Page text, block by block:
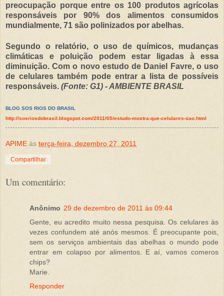
preocupação porque entre os 100 produtos agrícolas
responsáveis por 90% dos alimentos consumidos
mundialmente, 71 são polinizados por abelhas.
Segundo o relatório, o uso de químicos, mudanças
climáticas e poluição podem estar ligadas à essa
diminuição. Com o novo estudo de Daniel Favre, o uso
de celulares também pode entrar a lista de possíveis
responsáveis. (Fonte: G1) - AMBIENTE BRASIL
BLOG SOS RIOS DO BRASIL
http://sosriosdobrasil.blogspot.com/2011/05/estudo-mostra-que-celulares-sao.html
APIME às terça-feira, dezembro 27, 2011
Compartilhar
Um comentário:
Anônimo 29 de dezembro de 2011 às 09:44
Gente, eu acredito muito nessa pesquisa. Os celulares às
vezes confundem até anós mesmos. É preocupante pois,
sem os serviços ambientais das abelhas o mundo pode
entrar em colapso por alimentos. E aí, vamos comeros
chips?
Marie.
Responder